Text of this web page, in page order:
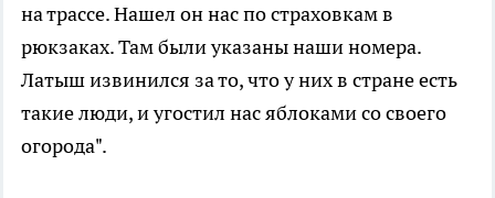
на трассе. Нашел он нас по страховкам в
рюкзаках. Там были указаны наши номера.
Латыш извинился за то, что у них в стране есть
такие люди, и угостил нас яблоками со своего
огорода".